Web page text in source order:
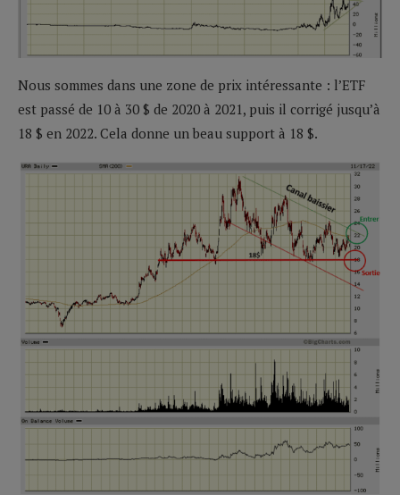
Nous sommes dans une zone de prix intéressante : l’ETF
est passé de 10 à 30 $ de 2020 à 2021, puis il corrigé jusqu’à
18 $ en 2022. Cela donne un beau support à 18 $.